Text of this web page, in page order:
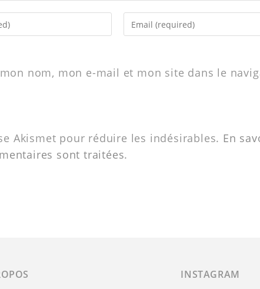
nom, mon e-mail et mon site dans le
Akismet pour réduire les indésirables. En
sont traitées.
INSTAGRAM